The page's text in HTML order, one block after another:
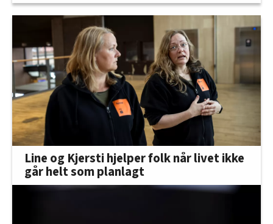
Line og Kjersti hjelper folk når livet ikke
går helt som planlagt